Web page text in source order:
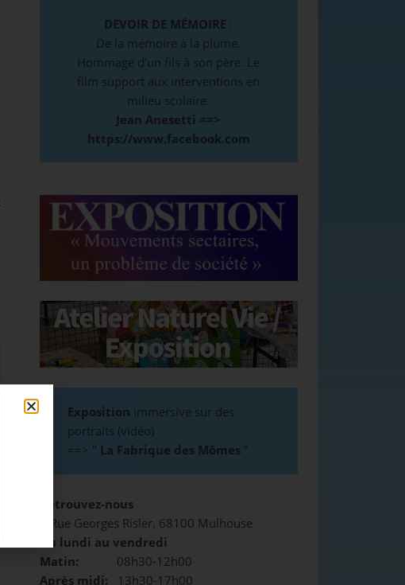
DEVOIR DE MÉMOIRE :
De la mémoire à la plume.
Hommage d’un fils à son père. Le
film support aux interventions en
milieu scolaire.
Jean Anesetti ==>
https://www.facebook.com
Exposition immersive sur des
portraits (vidéo)
==> " La Fabrique des Mômes "
Retrouvez-nous
3 Rue Georges Risler, 68100 Mulhouse
Du lundi au vendredi
Matin: 08h30-12h00
Après midi: 13h30-17h00